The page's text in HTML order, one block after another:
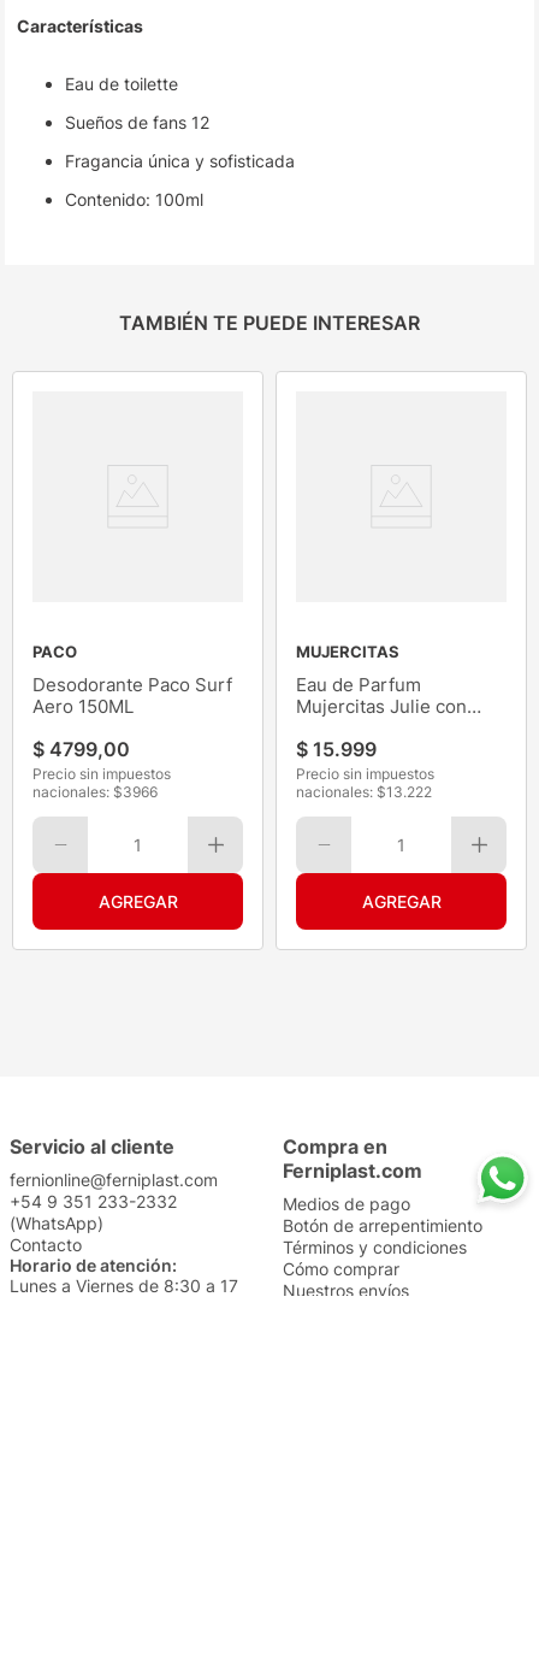
Características
Eau de toilette
Sueños de fans 12
Fragancia única y sofisticada
Contenido: 100ml
TAMBIÉN TE PUEDE INTERESAR
PACO
Desodorante Paco Surf
Aero 150ML
$ 4799,00
Precio sin impuestos
nacionales: $3966
1
MUJERCITAS
Eau de Parfum
Mujercitas Julie con
$ 15.999
Precio sin impuestos
nacionales: $13.222
1
Servicio al cliente
fernionline@ferniplast.com
+54 9 351 233-2332
(WhatsApp)
Contacto
Horario de atención:
Lunes a Viernes de 8:30 a 17
Compra en
Ferniplast.com
Medios de pago
Botón de arrepentimiento
Términos y condiciones
Cómo comprar
Nuestros envíos